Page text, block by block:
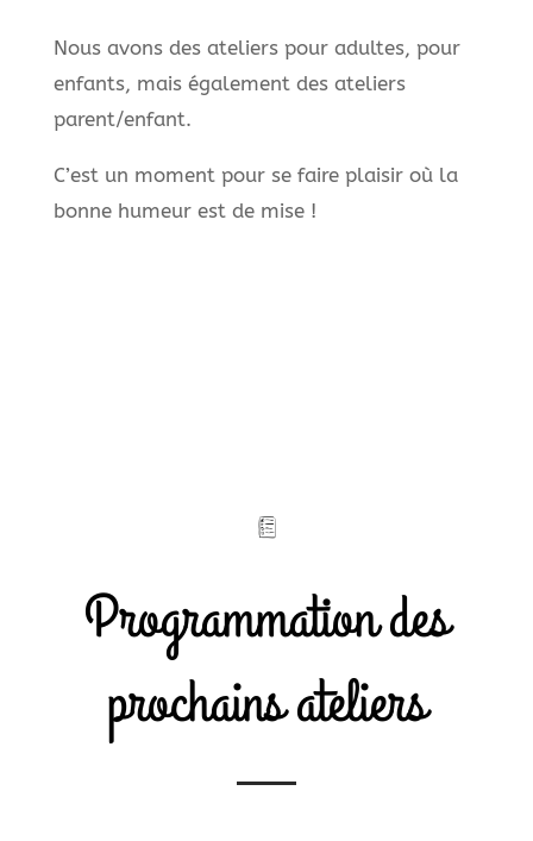
Nous avons des ateliers pour adultes, pour
enfants, mais également des ateliers
parent/enfant.
C’est un moment pour se faire plaisir où la
bonne humeur est de mise !
Programmation des
prochains ateliers